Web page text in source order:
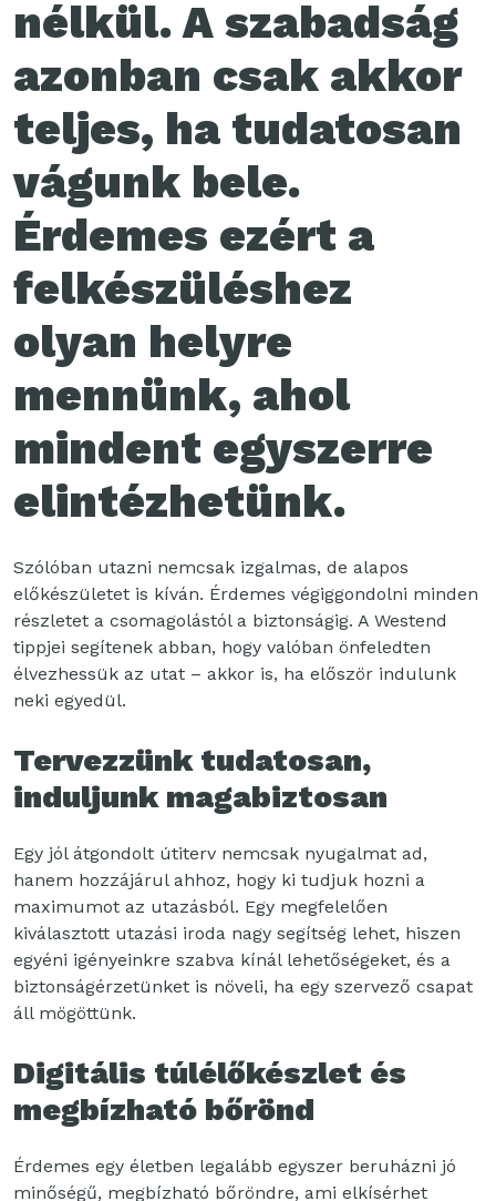
nélkül. A szabadság
azonban csak akkor
teljes, ha tudatosan
vágunk bele.
Érdemes ezért a
felkészüléshez
olyan helyre
mennünk, ahol
mindent egyszerre
elintézhetünk.
Szólóban utazni nemcsak izgalmas, de alapos
előkészületet is kíván. Érdemes végiggondolni minden
részletet a csomagolástól a biztonságig. A Westend
tippjei segítenek abban, hogy valóban önfeledten
élvezhessük az utat – akkor is, ha először indulunk
neki egyedül.
Tervezzünk tudatosan,
induljunk magabiztosan
Egy jól átgondolt útiterv nemcsak nyugalmat ad,
hanem hozzájárul ahhoz, hogy ki tudjuk hozni a
maximumot az utazásból. Egy megfelelően
kiválasztott utazási iroda nagy segítség lehet, hiszen
egyéni igényeinkre szabva kínál lehetőségeket, és a
biztonságérzetünket is növeli, ha egy szervező csapat
áll mögöttünk.
Digitális túlélőkészlet és
megbízható bőrönd
Érdemes egy életben legalább egyszer beruházni jó
minőségű, megbízható bőröndre, ami elkísérhet